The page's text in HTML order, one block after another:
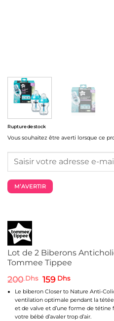
Lot de 2 Biberons
Tommee Tippee
200Dhs Le
prix
initial
était :
200 Dhs.
159 DhsLe
prix
actuel
est :
159 Dhs.
Le biberon Closer to Nature Anti-
ventilation optimale pendant la tétée
et de valve et d’une forme de tétine
votre bébé d’avaler trop d’air.
Rupture de stock
Vous souhaitez être averti lorsque ce
M’AVERTIR